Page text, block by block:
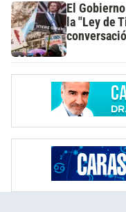
El
la "Ley de